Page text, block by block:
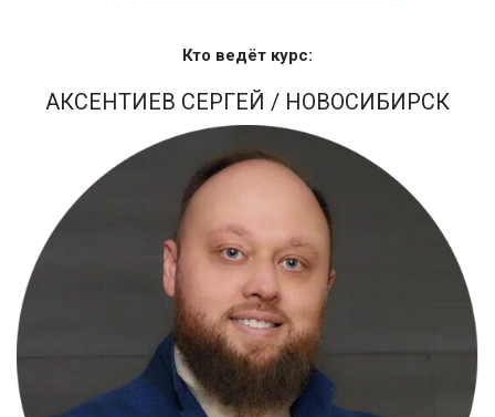
Кто ведёт курс:
АКСЕНТИЕВ СЕРГЕЙ / НОВОСИБИРСК